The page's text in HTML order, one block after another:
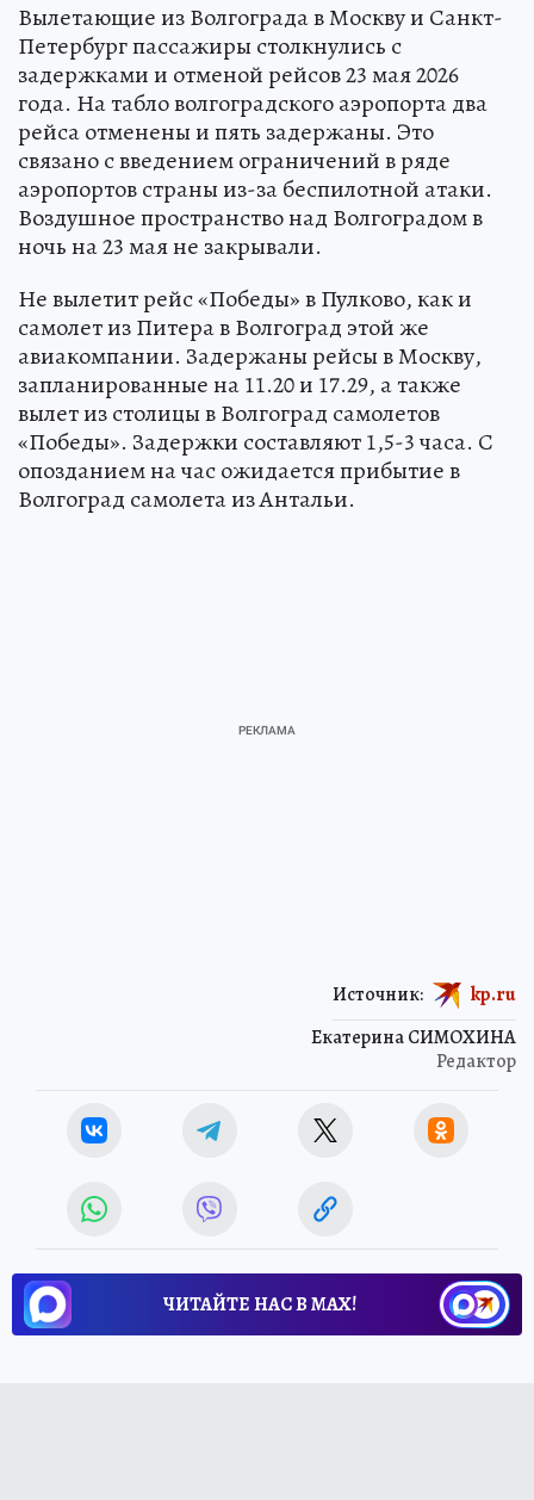
Вылетающие из Волгограда в Москву и Санкт-
Петербург пассажиры столкнулись с
задержками и отменой рейсов 23 мая 2026
года. На табло волгоградского аэропорта два
рейса отменены и пять задержаны. Это
связано с введением ограничений в ряде
аэропортов страны из-за беспилотной атаки.
Воздушное пространство над Волгоградом в
ночь на 23 мая не закрывали.
Не вылетит рейс «Победы» в Пулково, как и
самолет из Питера в Волгоград этой же
авиакомпании. Задержаны рейсы в Москву,
запланированные на 11.20 и 17.29, а также
вылет из столицы в Волгоград самолетов
«Победы». Задержки составляют 1,5-3 часа. С
опозданием на час ожидается прибытие в
Волгоград самолета из Антальи.
Екатерина СИМОХИНА
Редактор
Источник: kp.ru
ЧИТАЙТЕ НАС В МАХ!